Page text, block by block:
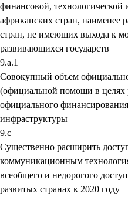
финансовой, технологической
африканских стран, наименее
стран, не имеющих выхода к
развивающихся государств
9.a.1
Совокупный объем
(официальной помощи в целях
официального
инфраструктуры
9.c
Существенно расширить
коммуникационным
всеобщего и недорогого
развитых странах к 2020 году